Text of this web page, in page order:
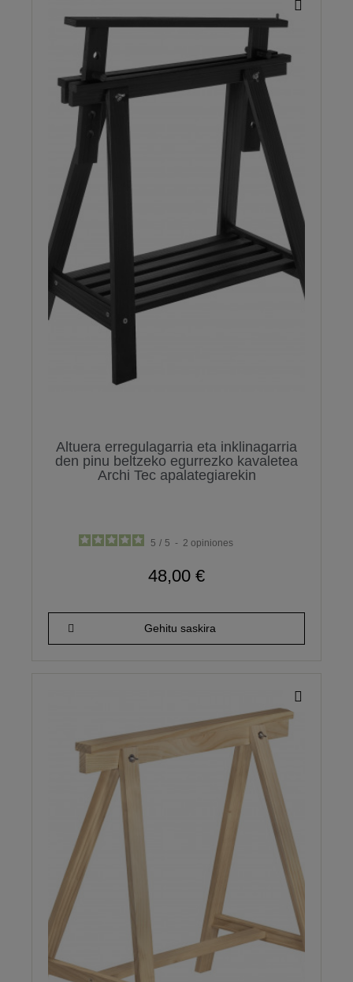
Altuera erregulagarria eta inklinagarria
den pinu beltzeko egurrezko kavaletea
Archi Tec apalategiarekin
5 / 5 - 2opiniones
48,00 €
Gehitu saskira